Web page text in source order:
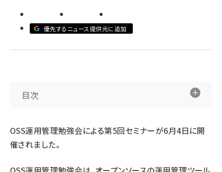
優先するニュース提供元に追加
目次
OSS運用管理勉強会による第5回セミナーが6月4日に開
催されました。